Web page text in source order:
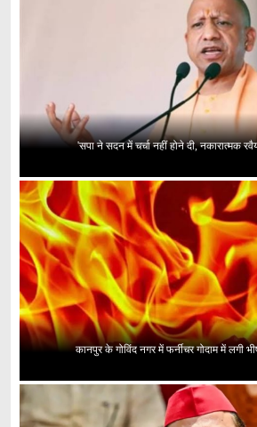
'सपा ने सदन में चर्चा नहीं होने दी, नकारात्मक
कानपुर के गोविंद नगर में फर्नीचर गोदाम में लगी